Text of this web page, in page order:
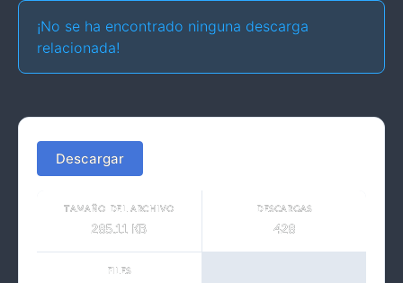
¡No se ha encontrado ninguna descarga
relacionada!
Descargar
TAMAÑO DEL ARCHIVO
285.11 KB
DESCARGAS
428
FILES